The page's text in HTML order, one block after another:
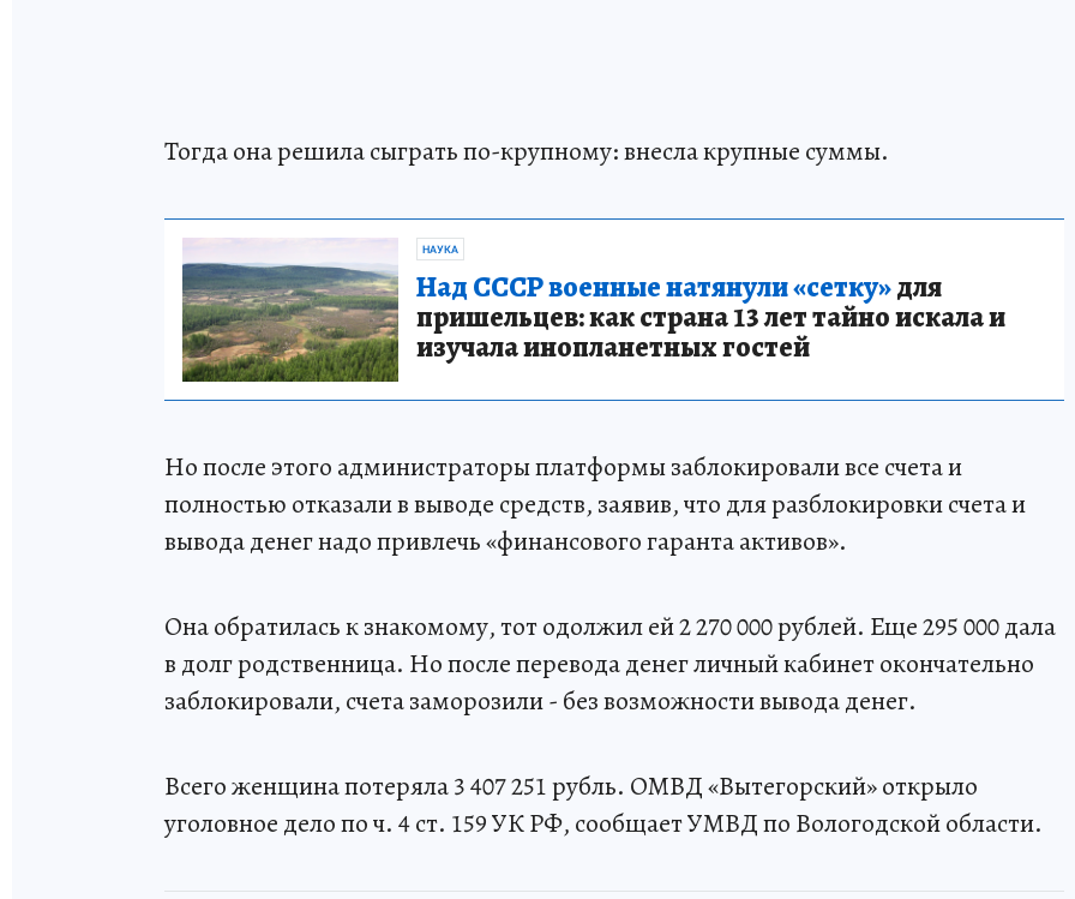
Тогда она решила сыграть по-крупному: внесла крупные суммы.
НАУКА
Над СССР военные натянули «сетку»для
пришельцев: как страна 13 лет тайно искала и
изучала инопланетных гостей
Но после этого администраторы платформы заблокировали все счета и
полностью отказали в выводе средств, заявив, что для разблокировки счета и
вывода денег надо привлечь «финансового гаранта активов».
Она обратилась к знакомому, тот одолжил ей 2 270 000 рублей. Еще 295 000 дала
в долг родственница. Но после перевода денег личный кабинет окончательно
заблокировали, счета заморозили - без возможности вывода денег.
Всего женщина потеряла 3 407 251 рубль. ОМВД «Вытегорский» открыло
уголовное дело по ч. 4 ст. 159 УК РФ, сообщает УМВД по Вологодской области.